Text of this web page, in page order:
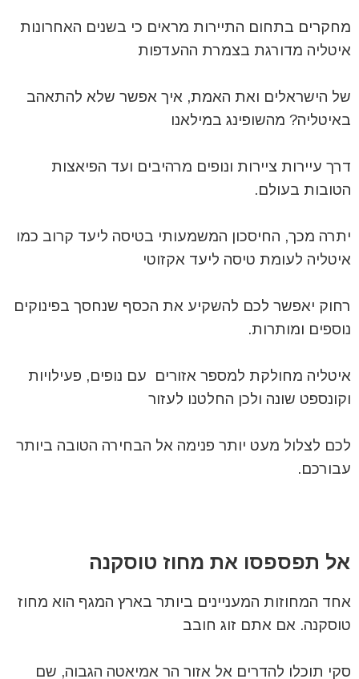
מחקרים בתחום התיירות מראים כי בשנים האחרונות
איטליה מדורגת בצמרת ההעדפות
של הישראלים ואת האמת, איך אפשר שלא להתאהב
באיטליה? מהשופינג במילאנו
דרך עיירות ציירות ונופים מרהיבים ועד הפיאצות
הטובות בעולם.
יתרה מכך, החיסכון המשמעותי בטיסה ליעד קרוב כמו
איטליה לעומת טיסה ליעד אקזוטי
רחוק יאפשר לכם להשקיע את הכסף שנחסך בפינוקים
נוספים ומותרות.
איטליה מחולקת למספר אזורים עם נופים, פעילויות
וקונספט שונה ולכן החלטנו לעזור
לכם לצלול מעט יותר פנימה אל הבחירה הטובה ביותר
עבורכם.
אל תפספסו את מחוז טוסקנה
אחד המחוזות המעניינים ביותר בארץ המגף הוא מחוז
טוסקנה. אם אתם זוג חובב
סקי תוכלו להדרים אל אזור הר אמיאטה הגבוה, שם